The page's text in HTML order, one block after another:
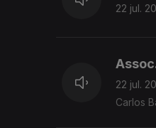
22 jul.
22 jul.
Carlos